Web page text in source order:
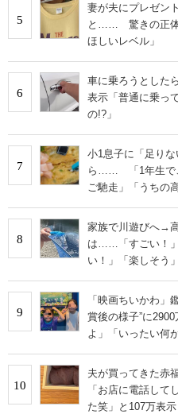
5
妻が夫にプレゼン
と…… 驚きの正体
ほしいレベル」
6
車に乗ろうとし
表示「普通に乗っ
の!?」
7
小1息子に「足り
ら…… 「1年生で
ご馳走」「うちの
8
家族で川遊びへ→
は……「すごい！
い！」「楽しそう」
9
「映画ちいかわ
賞後の様子”に
よ」「いったい何が
10
夫が買ってきた
「お店に電話して
た笑」と107万表示